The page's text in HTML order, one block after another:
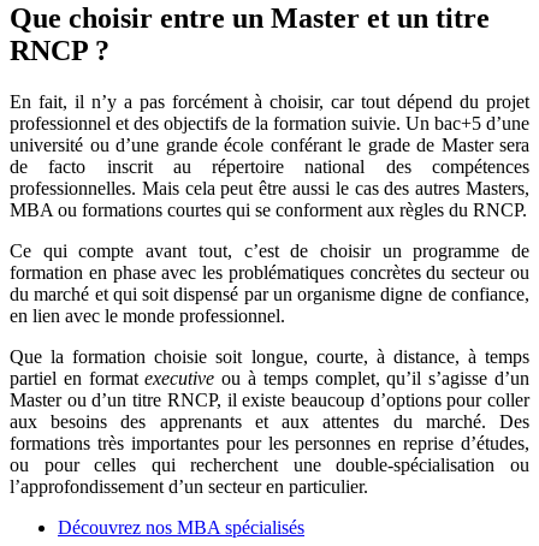
Que choisir entre un Master et un titre
RNCP ?
En fait, il n’y a pas forcément à choisir, car tout dépend du projet
professionnel et des objectifs de la formation suivie. Un bac+5 d’une
université ou d’une grande école conférant le grade de Master sera
de facto inscrit au répertoire national des compétences
professionnelles. Mais cela peut être aussi le cas des autres Masters,
MBA ou formations courtes qui se conforment aux règles du RNCP.
Ce qui compte avant tout, c’est de choisir un programme de
formation en phase avec les problématiques concrètes du secteur ou
du marché et qui soit dispensé par un organisme digne de confiance,
en lien avec le monde professionnel.
Que la formation choisie soit longue, courte, à distance, à temps
partiel en formatexecutive ou à temps complet, qu’il s’agisse d’un
Master ou d’un titre RNCP, il existe beaucoup d’options pour coller
aux besoins des apprenants et aux attentes du marché. Des
formations très importantes pour les personnes en reprise d’études,
ou pour celles qui recherchent une double-spécialisation ou
l’approfondissement d’un secteur en particulier.
Découvrez nos MBA spécialisés